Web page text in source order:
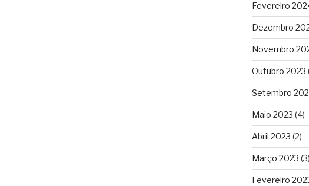
Fevereiro
Dezembro
Novembro
Outubro 2023
Setembro
Maio 2023 (4)
Abril 2023 (2)
Março 2023 (3)
Fevereiro